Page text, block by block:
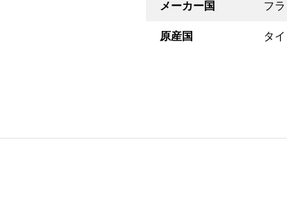
メーカー国 フ
原産国 タイ